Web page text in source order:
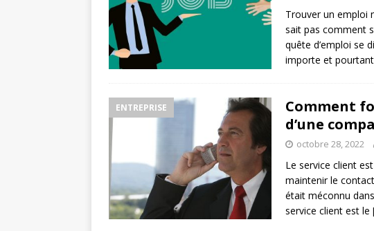
Trouver un emploi
sait pas comment
quête d’emploi se
importe et
ENTREPRISE
Comment
d’une
octobre 28, 2022
Le service client
maintenir le
était méconnu
service client est le